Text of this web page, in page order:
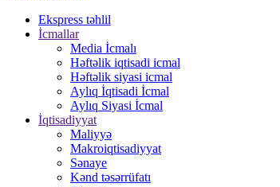
Ekspress təhlil
İcmallar
Media İcmalı
Həftəlik iqtisadi icmal
Həftəlik siyasi icmal
Aylıq İqtisadi İcmal
Aylıq Siyasi İcmal
İqtisadiyyat
Maliyyə
Makroiqtisadiyyat
Sənaye
Kənd təsərrüfatı